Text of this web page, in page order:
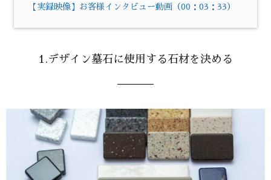
【実録映像】お客様インタビュー動画（00：03：33）
1.デザイン墓石に使用する石材を決める